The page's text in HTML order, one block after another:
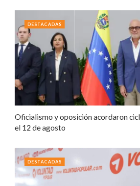
Oficialismo y oposición acordaron
el 12 de agosto
DESTACADAS
DESTACADAS